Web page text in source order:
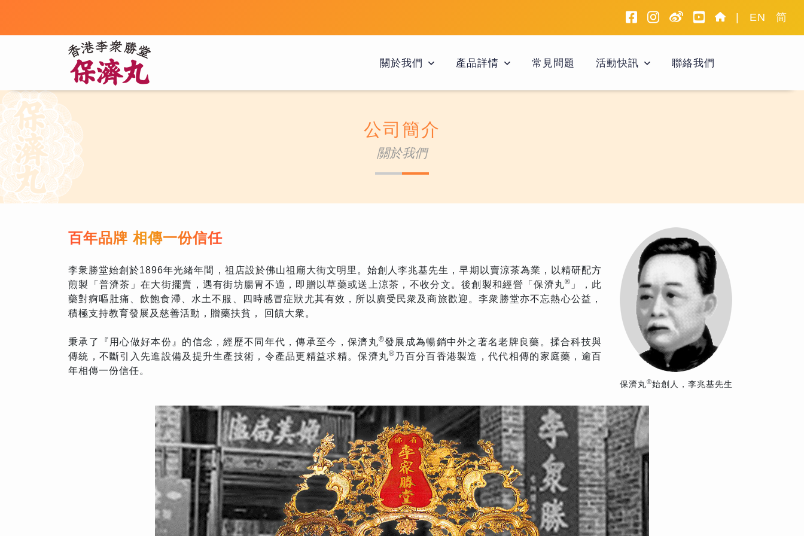
facebook
instagram
weibo youtubehomeEN 简
關於我們 產品詳情 常見問題 活動快訊 聯絡我們
公司簡介
關於我們
百年品牌 相傳一份信任
李衆勝堂始創於1896年光緒年間，祖店設於佛山祖廟大街文明里。始創人李兆基先生，早期以賣涼茶為業，以精研配方
煎製「普濟茶」在大街擺賣，遇有街坊腸胃不適，即贈以草藥或送上涼茶，不收分文。後創製和經營「保濟丸® 」，此
藥對痾嘔肚痛、飲飽食滯、水土不服、四時感冒症狀尤其有效，所以廣受民衆及商旅歡迎。李衆勝堂亦不忘熱心公益，
積極支持教育發展及慈善活動，贈藥扶貧， 回饋大衆。
秉承了『用心做好本份』的信念，經歷不同年代，傳承至今，保濟丸®發展成為暢銷中外之著名老牌良藥。揉合科技與
傳統，不斷引入先進設備及提升生產技術，令產品更精益求精。保濟丸® 乃百分百香港製造，代代相傳的家庭藥，逾百
年相傳一份信任。
保濟丸®始創人，李兆基先生